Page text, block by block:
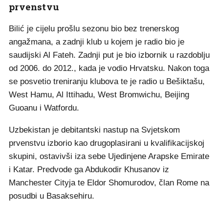
prvenstvu
Bilić je cijelu prošlu sezonu bio bez trenerskog
angažmana, a zadnji klub u kojem je radio bio je
saudijski Al Fateh. Zadnji put je bio izbornik u razdoblju
od 2006. do 2012., kada je vodio Hrvatsku. Nakon toga
se posvetio treniranju klubova te je radio u Bešiktašu,
West Hamu, Al Ittihadu, West Bromwichu, Beijing
Guoanu i Watfordu.
Uzbekistan je debitantski nastup na Svjetskom
prvenstvu izborio kao drugoplasirani u kvalifikacijskoj
skupini, ostavivši iza sebe Ujedinjene Arapske Emirate
i Katar. Predvode ga Abdukodir Khusanov iz
Manchester Cityja te Eldor Shomurodov, član Rome na
posudbi u Basaksehiru.